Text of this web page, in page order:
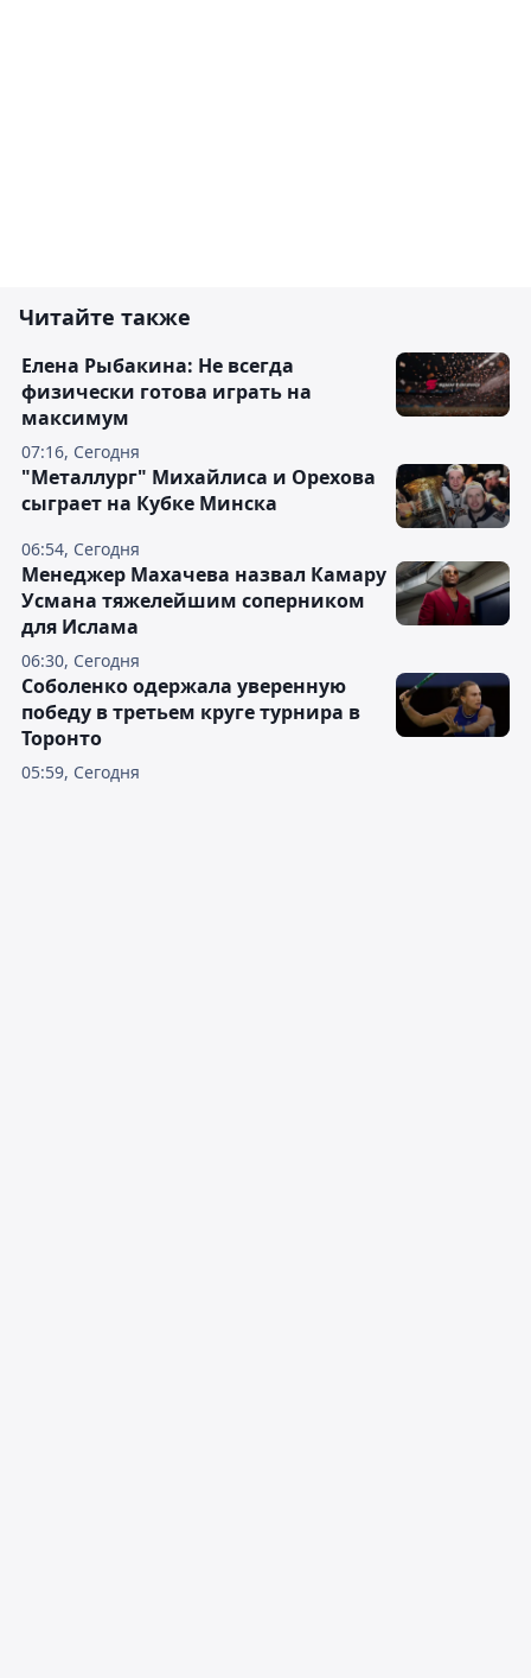
Читайте также
07:16, Сегодня
Елена Рыбакина: Не всегда
физически готова играть на
максимум
06:54, Сегодня
"Металлург" Михайлиса и Орехова
сыграет на Кубке Минска
06:30, Сегодня
Менеджер Махачева назвал Камару
Усмана тяжелейшим соперником
для Ислама
05:59, Сегодня
Соболенко одержала уверенную
победу в третьем круге турнира в
Торонто